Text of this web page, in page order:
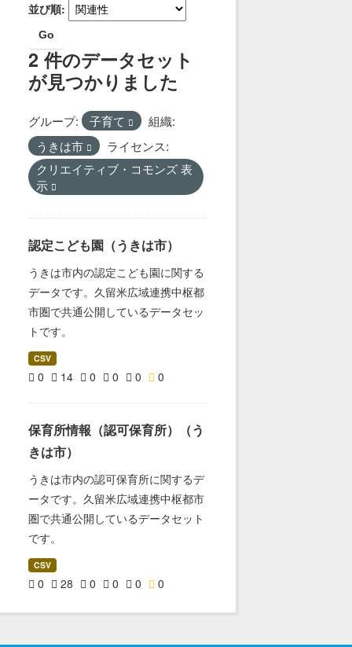
並び順
Go
2 件のデータセット
が見つかりました
グループ: 子育て
組織:
うきは市
ライセンス:
クリエイティブ・コモンズ 表
示
認定こども園（うきは市）
うきは市内の認定こども園に関する
データです。久留米広域連携中枢都
市圏で共通公開しているデータセッ
トです。
CSV
0 14 0 0 0 0
保育所情報（認可保育所）（う
きは市）
うきは市内の認可保育所に関するデ
ータです。久留米広域連携中枢都市
圏で共通公開しているデータセット
です。
CSV
0 28 0 0 0 0